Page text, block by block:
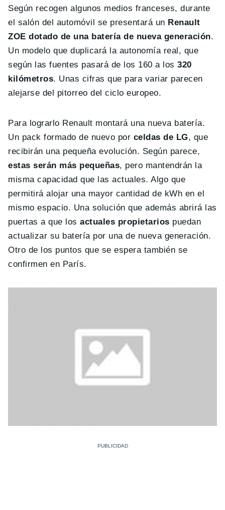
Según recogen algunos medios franceses, durante
el salón del automóvil se presentará un Renault
ZOE dotado de una batería de nueva generación.
Un modelo que duplicará la autonomía real, que
según las fuentes pasará de los 160 a los320
kilómetros. Unas cifras que para variar parecen
alejarse del pitorreo del ciclo europeo.
Para lograrlo Renault montará una nueva batería.
Un pack formado de nuevo por celdas de LG, que
recibirán una pequeña evolución. Según parece,
estas serán más pequeñas, pero mantendrán la
misma capacidad que las actuales. Algo que
permitirá alojar una mayor cantidad de kWh en el
mismo espacio. Una solución que además abrirá las
puertas a que losactuales propietarios puedan
actualizar su batería por una de nueva generación.
Otro de los puntos que se espera también se
confirmen en París.